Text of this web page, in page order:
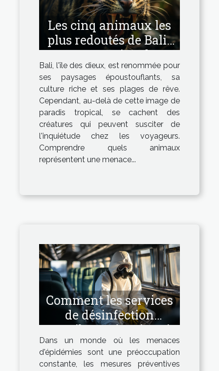
Les cinq animaux les
plus redoutés de Bali :
une question de
sécurité pour les
voyageurs
Bali, l'île des dieux, est renommée pour
ses paysages époustouflants, sa
culture riche et ses plages de rêve.
Cependant, au-delà de cette image de
paradis tropical, se cachent des
créatures qui peuvent susciter de
l'inquiétude chez les voyageurs.
Comprendre quels animaux
représentent une menace...
Comment les services
de désinfection
contribuent à prévenir
les épidémies
Dans un monde où les menaces
d'épidémies sont une préoccupation
constante, les mesures préventives